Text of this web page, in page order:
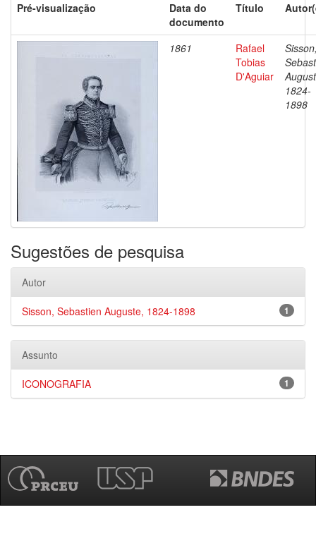
Pré-visualização
Data do
documento
Título
1861
Rafael
Tobias
D'Aguiar
1824-
1898
Sugestões de pesquisa
Autor
1
Sisson, Sebastien Auguste, 1824-1898
Assunto
1
ICONOGRAFIA